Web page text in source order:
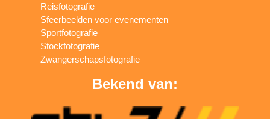
Reisfotografie
Sfeerbeelden voor evenementen
Sportfotografie
Stockfotografie
Zwangerschapsfotografie
Bekend van: